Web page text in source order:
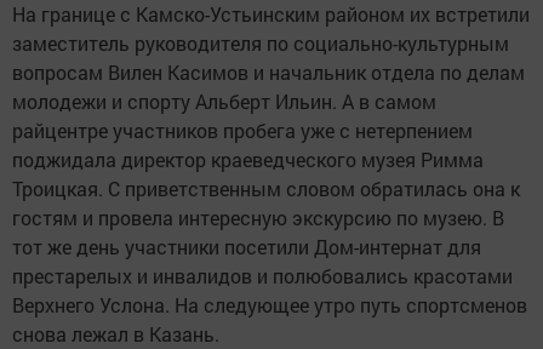
На границе с Камско-Устьинским районом их встретили
заместитель руководителя по социально-культурным
вопросам Вилен Касимов и начальник отдела по делам
молодежи и спорту Альберт Ильин. А в самом
райцентре участников пробега уже с нетерпением
поджидала директор краеведческого музея Римма
Троицкая. С приветственным словом обратилась она к
гостям и провела интересную экскурсию по музею. В
тот же день участники посетили Дом-интернат для
престарелых и инвалидов и полюбовались красотами
Верхнего Услона. На следующее утро путь спортсменов
снова лежал в Казань.